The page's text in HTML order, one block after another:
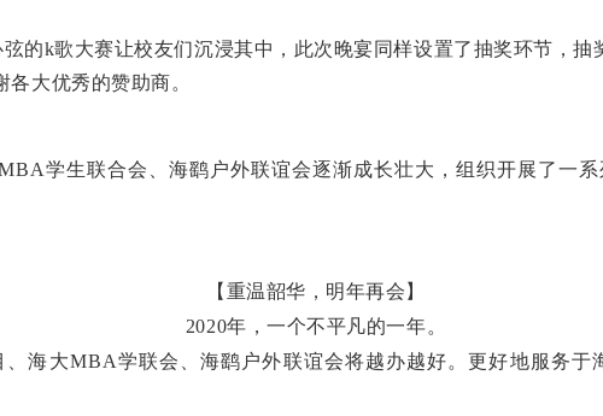
k歌大赛让校友们沉浸其中，此次晚宴同样设置了抽奖环节，抽
大优秀的赞助商。
学生联合会、海鹞户外联谊会逐渐成长壮大，组织开展了一
【重温韶华，明年再会】
2020年，一个不平凡的一年。
大MBA学联会、海鹞户外联谊会将越办越好。更好地服务于